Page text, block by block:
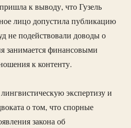
пришла к выводу, что Гузель
лицо допустила публикацию
не подействовали доводы о
занимается финансовыми
к контенту.
экспертизу и
о том, что спорные
закона об